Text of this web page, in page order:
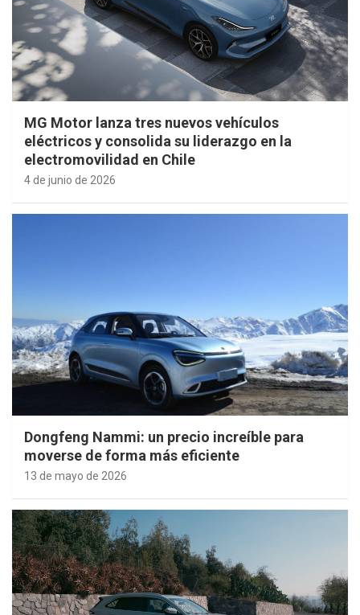
MG Motor lanza tres nuevos vehículos
eléctricos y consolida su liderazgo en la
electromovilidad en Chile
4 de junio de 2026
Dongfeng Nammi: un precio increíble para
moverse de forma más eficiente
13 de mayo de 2026